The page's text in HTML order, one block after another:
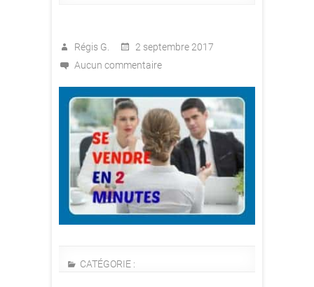
Régis G.
2 septembre 2017
Aucun commentaire
CATÉGORIE :